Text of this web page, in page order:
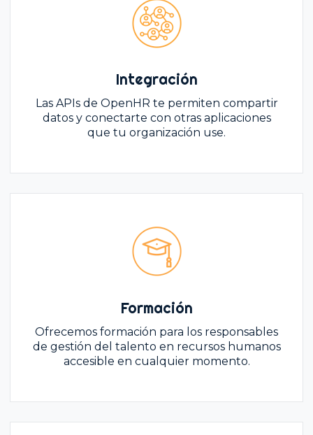
Integración
Las APIs de OpenHR te permiten compartir
datos y conectarte con otras aplicaciones
que tu organización use.
Formación
Ofrecemos formación para los responsables
de gestión del talento en recursos humanos
accesible en cualquier momento.